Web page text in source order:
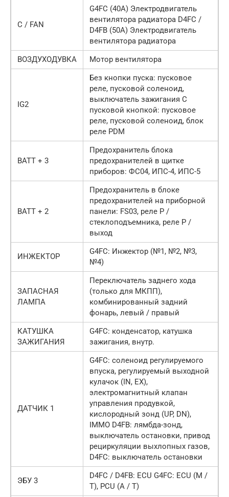
C / FAN
G4FC (40A) Электродвигатель
вентилятора радиатора D4FC /
D4FB (50A) Электродвигатель
вентилятора радиатора
ВОЗДУХОДУВКА
Мотор вентилятора
IG2
Без кнопки пуска: пусковое
реле, пусковой соленоид,
выключатель зажигания С
пусковой кнопкой: пусковое
реле, пусковой соленоид, блок
реле PDM
BATT + 3
Предохранитель блока
предохранителей в щитке
приборов: ФС04, ИПС-4, ИПС-5
BATT + 2
Предохранитель в блоке
предохранителей на приборной
панели: FS03, реле P /
стеклоподъемника, реле P /
выход
ИНЖЕКТОР
G4FC: Инжектор (№1, №2, №3,
№4)
ЗАПАСНАЯ
ЛАМПА
Переключатель заднего хода
(только для МКПП),
комбинированный задний
фонарь, левый / правый
КАТУШКА
ЗАЖИГАНИЯ
G4FC: конденсатор, катушка
зажигания, внутр.
ДАТЧИК 1
G4FC: соленоид регулируемого
впуска, регулируемый выходной
кулачок (IN, EX),
электромагнитный клапан
управления продувкой,
кислородный зонд (UP, DN),
IMMO D4FB: лямбда-зонд,
выключатель остановки, привод
рециркуляции выхлопных газов,
D4FC: выключатель остановки
ЭБУ 3
D4FC / D4FB: ECU G4FC: ECU (M /
T), PCU (A / T)